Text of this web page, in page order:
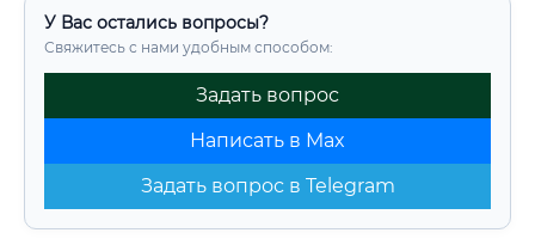
У Вас остались вопросы?
Свяжитесь с нами удобным способом:
Задать вопрос
Написать в Max
Задать вопрос в Telegram